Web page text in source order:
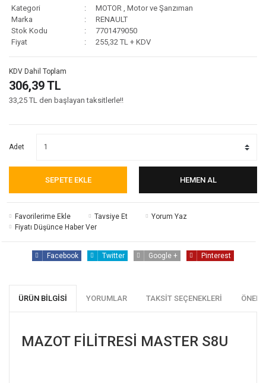
Kategori MOTOR
Motor ve Şanzıman
Marka
RENAULT
Stok Kodu
7701479050
Fiyat
255,32 TL + KDV
KDV Dahil Toplam
306,39 TL
33,25 TL den başlayan taksitlerle!!
Adet
SEPETE EKLE HEMEN AL
Tavsiye Et
Yorum Yaz
Fiyatı Düşünce Haber Ver
Facebook Twitter Google + Pinterest
ÜRÜN BILGISI YORUMLAR TAKSIT SEÇENEKLERI
MAZOT FİLİTRESİ MASTER S8U